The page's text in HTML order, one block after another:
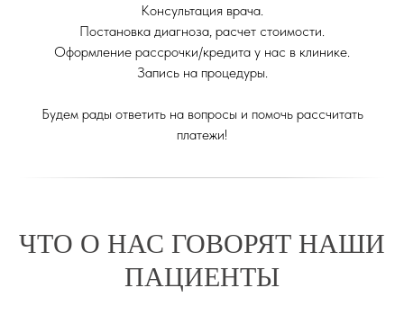
Консультация врача.
Постановка диагноза, расчет стоимости.
Оформление рассрочки/кредита у нас в клинике.
Запись на процедуры.
Будем рады ответить на вопросы и помочь рассчитать
платежи!
ЧТО О НАС ГОВОРЯТ НАШИ
ПАЦИЕНТЫ